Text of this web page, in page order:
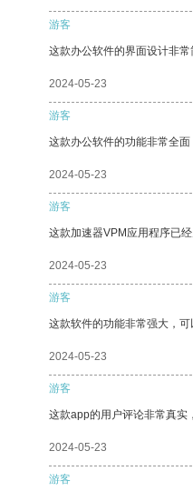
游客
这款办公软件的界面设计非
2024-05-23
游客
这款办公软件的功能非常全
2024-05-23
游客
这款加速器VPM应用程序已
2024-05-23
游客
这款软件的功能非常强大，可
2024-05-23
游客
这款app的用户评论非常真实
2024-05-23
游客